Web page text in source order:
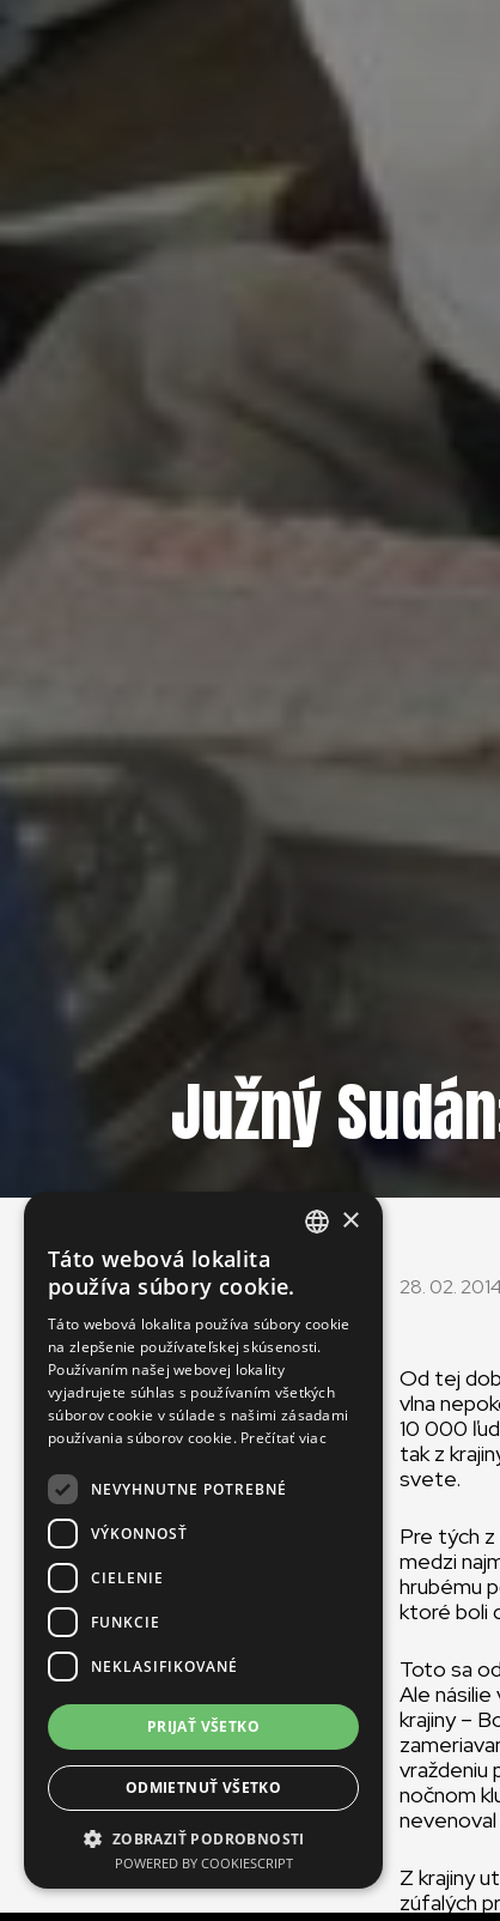
Južný
28. 02.
Od tej
vlna
10 000
tak z
svete.
Pre tých
medzi
hrubému
ktoré boli
Toto sa
Ale násilie
krajiny –
vraždeniu
nočnom
Z krajiny
zúfalých
CZECH
FRENCH
×
Táto webová lokalita
používa súbory cookie.
Táto webová lokalita používa súbory cookie
na zlepšenie používateľskej skúsenosti.
Používaním našej webovej lokality
vyjadrujete súhlas s používaním všetkých
súborov cookie v súlade s našimi zásadami
používania súborov cookie. Prečítať viac
NEVYHNUTNE POTREBNÉ
VÝKONNOSŤ
CIELENIE
FUNKCIE
NEKLASIFIKOVANÉ
PRIJAŤ VŠETKO
ODMIETNUŤ VŠETKO
ZOBRAZIŤ PODROBNOSTI
POWERED BY COOKIESCRIPT